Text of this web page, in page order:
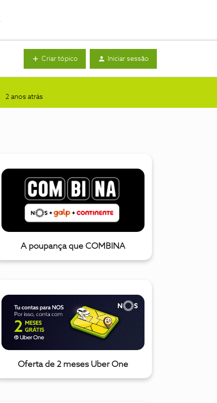
Criar tópico Iniciar sessão
2 anos atrás
A poupança que COMBINA
Oferta de 2 meses Uber One